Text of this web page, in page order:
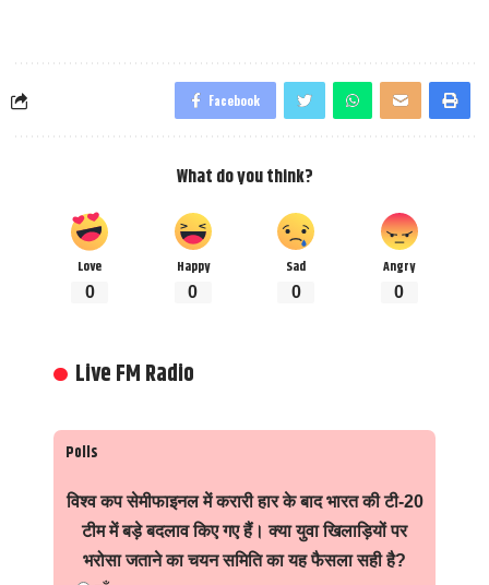
Facebook
What do you think?
Love
0
Happy
0
Sad
0
Angry
0
Live FM Radio
Polls
विश्व कप सेमीफाइनल में करारी हार के बाद भारत की टी-20
टीम में बड़े बदलाव किए गए हैं। क्या युवा खिलाड़ियों पर
भरोसा जताने का चयन समिति का यह फैसला सही है?